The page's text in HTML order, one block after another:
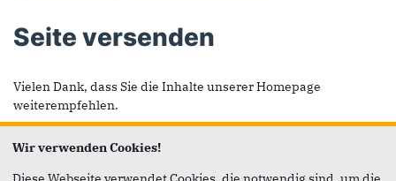
Seite versenden
Vielen Dank, dass Sie die Inhalte unserer Homepage
weiterempfehlen.
Personen, denen Sie die Seite weiterempfehlen, zu
informieren, von wem die Empfehlung kommt, und dass es
Wir verwenden Cookies!